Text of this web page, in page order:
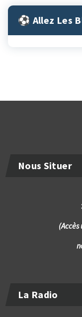
⚽︎ Allez Les
Nous Situer
La Radio